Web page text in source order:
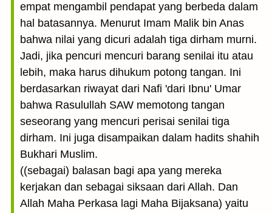
empat mengambil pendapat yang berbeda dalam
hal batasannya. Menurut Imam Malik bin Anas
bahwa nilai yang dicuri adalah tiga dirham murni.
Jadi, jika pencuri mencuri barang senilai itu atau
lebih, maka harus dihukum potong tangan. Ini
berdasarkan riwayat dari Nafi 'dari Ibnu' Umar
bahwa Rasulullah SAW memotong tangan
seseorang yang mencuri perisai senilai tiga
dirham. Ini juga disampaikan dalam hadits shahih
Bukhari Muslim.
((sebagai) balasan bagi apa yang mereka
kerjakan dan sebagai siksaan dari Allah. Dan
Allah Maha Perkasa lagi Maha Bijaksana) yaitu